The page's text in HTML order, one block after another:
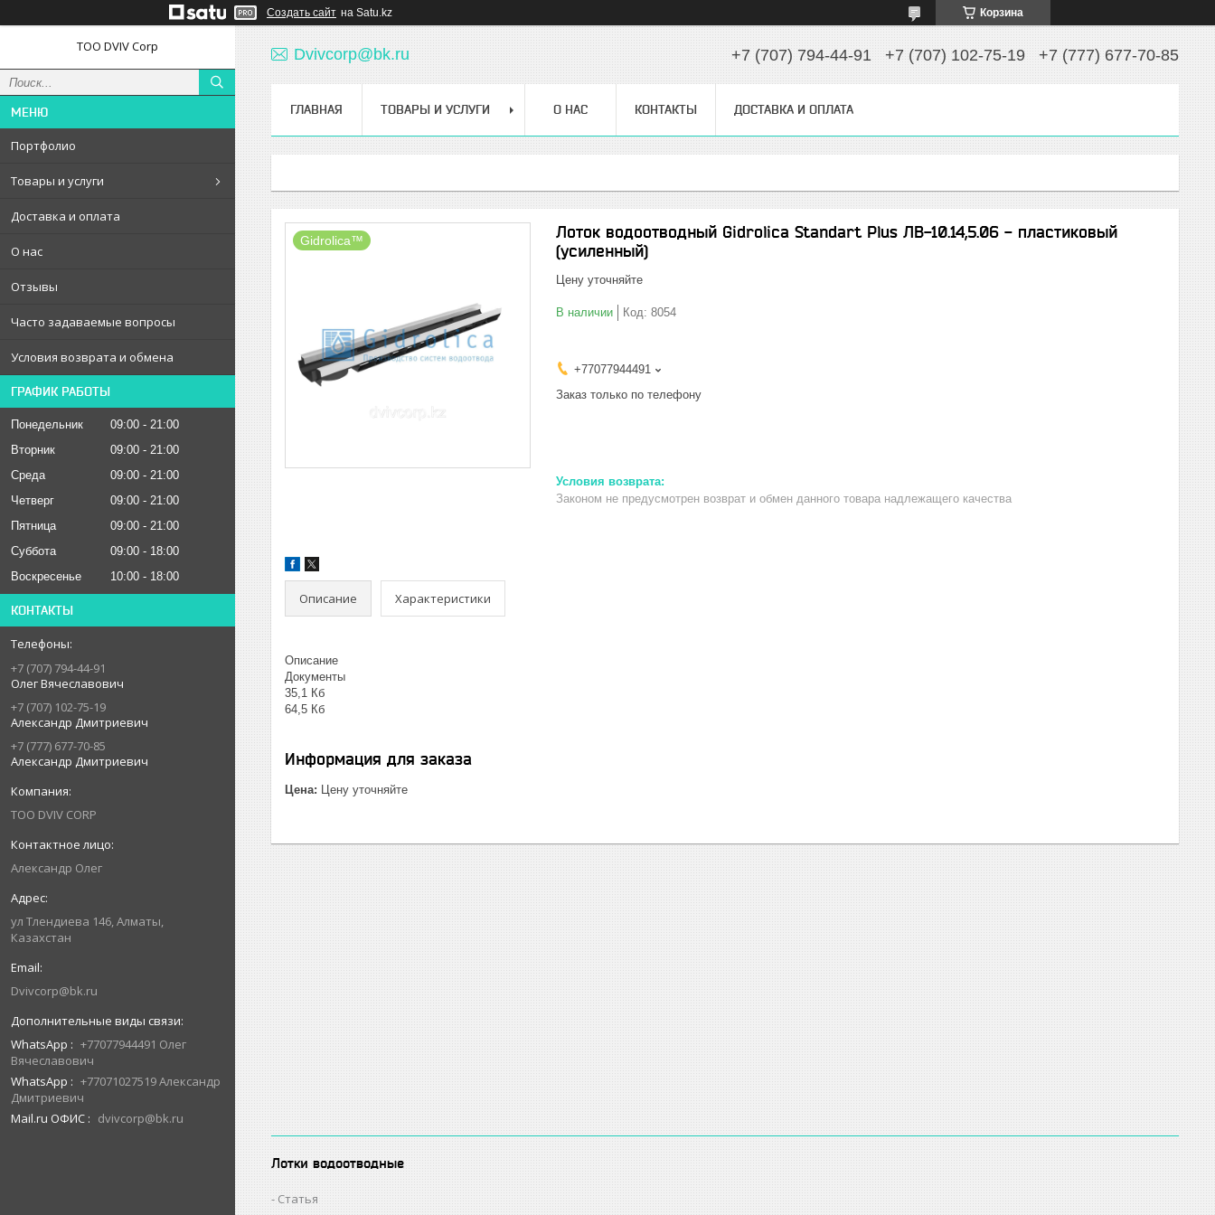
Создать сайт на Satu.kz Корзина
ТОО DVIV Corp
Портфолио
Товары и услуги
Доставка и оплата
О нас
Отзывы
Часто задаваемые вопросы
Условия возврата и обмена
ГРАФИК РАБОТЫ
Понедельник 09:00
21:00
Вторник
09:00
21:00
Среда
09:00
21:00
Четверг
09:00
21:00
Пятница
09:00
21:00
Суббота
09:00
18:00
Воскресенье
10:00 18:00
КОНТАКТЫ
+7 (707) 794-44-91
Олег Вячеславович
+7 (707) 102-75-19
Александр Дмитриевич
+7 (777) 677-70-85
Александр Дмитриевич
ТОО DVIV CORP
Александр Олег
ул Тлендиева 146, Алматы,
Казахстан
Dvivcorp@bk.ru
WhatsApp
+77077944491 Олег
Вячеславович
WhatsApp
+77071027519 Александр
Дмитриевич
Mail.ru ОФИС
dvivcorp@bk.ru
Dvivcorp@bk.ru +7 (707) 794-44-91 +7 (707) 102-75-19 +7 (777) 677-70-85
ГЛАВНАЯ ТОВАРЫ И УСЛУГИ О НАС КОНТАКТЫ ДОСТАВКА И ОПЛАТА
Gidrolica™
Лоток водоотводный Gidrolica Standart Plus ЛВ-10.14,5.06 - пластиковый
(усиленный)
Цену уточняйте
В наличии Код: 8054
+77077944491
Заказ только по телефону
Законом не предусмотрен возврат и обмен данного товара надлежащего качества
Описание Характеристики
Описание
Документы
35,1 Кб
64,5 Кб
Информация для заказа
Цена: Цену уточняйте
Лотки водоотводные
Статья